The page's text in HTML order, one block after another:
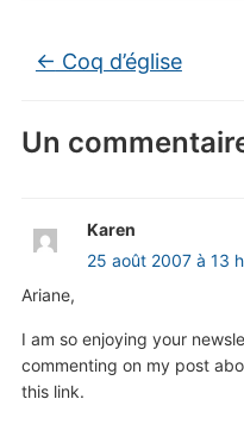
← Coq d’église
Un
Karen
25 août 2007 à 13
Ariane,
I am so enjoying your
commenting on my post
this link.